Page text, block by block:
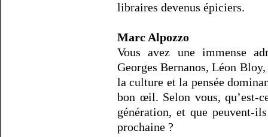
libraires devenus épiciers.
Marc Alpozzo
Vous avez une immense
Georges Bernanos, Léon
la culture et la pensée
bon œil. Selon vous, qu’est-
génération, et que peuvent-
prochaine ?